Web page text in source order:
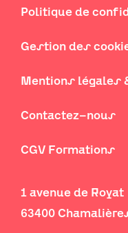
Politique de
Gestion des
Mentions légales
Contactez-nous
CGV Formations
1 avenue de Royat
63400